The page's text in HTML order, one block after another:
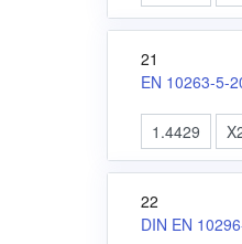
21
EN 10263-5-
1.4429
22
DIN EN